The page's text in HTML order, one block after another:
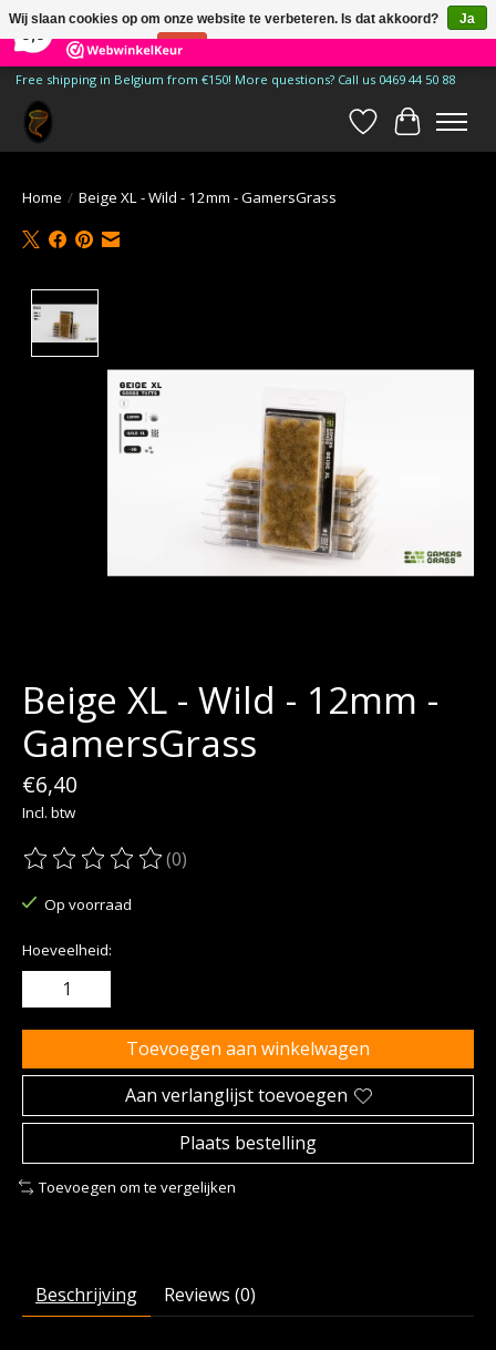
185 Reviews ×
Free shipping in Belgium from €150! More questions? Call us 0469 44 50 88
Verlanglijst
Home / Beige XL - Wild - 12mm - GamersGrass
Beige XL - Wild - 12mm -
GamersGrass
€6,40
Incl. btw
De beoordeling van dit product is
(0)
Op voorraad
Hoeveelheid:
Toevoegen aan winkelwagen
Aan verlanglijst toevoegen
Plaats bestelling
Toevoegen om te vergelijken
Beschrijving Reviews (0)
Wij slaan cookies op om onze website te verbeteren. Is dat akkoord?
Ja
Nee